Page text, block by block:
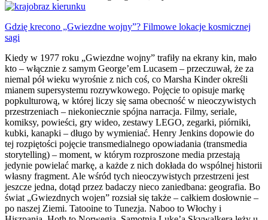
Gdzię krecono „Gwiezdne wojny”? Filmowe lokacje kosmicznej
sagi
Kiedy w 1977 roku „Gwiezdne wojny” trafiły na ekrany kin, mało
kto – włącznie z samym George’em Lucasem – przeczuwał, że za
niemal pół wieku wyrośnie z nich coś, co Marsha Kinder określi
mianem supersystemu rozrywkowego. Pojęcie to opisuje markę
popkulturową, w której liczy się sama obecność w nieoczywistych
przestrzeniach – niekoniecznie spójna narracja. Filmy, seriale,
komiksy, powieści, gry wideo, zestawy LEGO, zegarki, piórniki,
kubki, kanapki – długo by wymieniać. Henry Jenkins dopowie do
tej rozpiętości pojęcie transmedialnego opowiadania (transmedia
storytelling) – moment, w którym rozproszone media przestają
jedynie powielać markę, a każde z nich dokłada do wspólnej historii
własny fragment. Ale wśród tych nieoczywistych przestrzeni jest
jeszcze jedna, dotąd przez badaczy nieco zaniedbana: geografia. Bo
świat „Gwiezdnych wojen” rozsiał się także – całkiem dosłownie –
po naszej Ziemi. Tatooine to Tunezja. Naboo to Włochy i